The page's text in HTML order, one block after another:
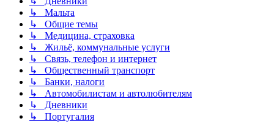
↳ Мальта
↳ Общие темы
↳ Медицина, страховка
↳ Жильё, коммунальные услуги
↳ Связь, телефон и интернет
↳ Общественный транспорт
↳ Банки, налоги
↳ Автомобилистам и автолюбителям
↳ Дневники
↳ Португалия